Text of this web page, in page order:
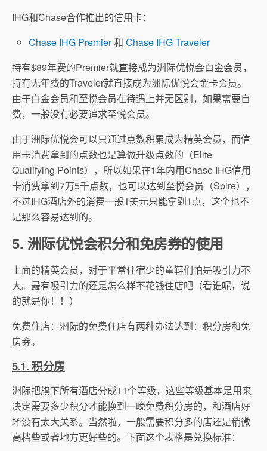
IHG和Chase合作推出的信用卡：
Chase IHG Premier和Chase IHG Traveler
持有$89年费的Premier就直接成为洲际优悦会白金会员，
持有无年费的Traveler就直接成为洲际优悦会金卡会员。
由于白金会员和至悦会员在待遇上并无区别，如果需要自
费，一般没有必要追求至悦会员。
由于洲际优悦会可以只通过点数积累成为精英会员，而信
用卡消费拿到的点数也是算做升级点数的（Elite
Qualifying Points），所以如果在1年内用Chase IHG信用
卡消费拿到7万5千点数，也可以达到至悦会员（Spire），
不过IHG酒店外的消费一般1美元只能拿到1点，这个也不
是那么容易达到的。
5. 洲际优悦会积分和免房券的使用
上面的精英会员，对于平常住宿少的童鞋们怕是吸引力不
大。最有吸引力的还是怎么样不花钱住店吧（看谁呢，说
的就是你！！）
免费住店：洲际的免费住店有两种办法达到：积分房和免
房券。
5.1. 积分房
洲际把旗下所有酒店分成11个等级，这些等级基本是用来
决定需要多少积分才能换到一晚免费积分房的，和酒店好
坏没有太大关系。当然啦，一般需要积分多的店还是稍微
高档些或者地方更好些的。下面这个表格是兑换标准：